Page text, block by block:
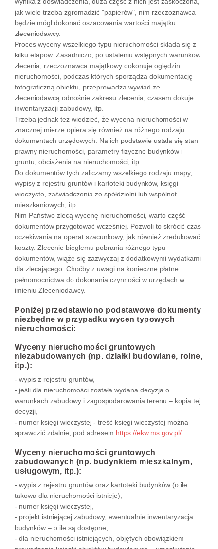
jak wiele trzeba zgromadzić "papierów", nim rzeczoznawca
będzie mógł dokonać oszacowania wartości majątku
zleceniodawcy.
Proces wyceny wszelkiego typu nieruchomości składa się z
kilku etapów. Zasadniczo, po ustaleniu wstępnych warunków
zlecenia, rzeczoznawca majątkowy dokonuje oględzin
nieruchomości, podczas których sporządza dokumentację
fotograficzną obiektu, przeprowadza wywiad ze
zleceniodawcą odnośnie zakresu zlecenia, czasem dokuje
inwentaryzacji zabudowy, itp.
Trzeba jednak też wiedzieć, że wycena nieruchomości w
znacznej mierze opiera się również na różnego rodzaju
dokumentach urzędowych. Na ich podstawie ustala się stan
prawny nieruchomości, parametry fizyczne budynków i
gruntu, obciążenia na nieruchomości, itp.
Do dokumentów tych zaliczamy wszelkiego rodzaju mapy,
wypisy z rejestru gruntów i kartoteki budynków, księgi
wieczyste, zaświadczenia ze spółdzielni lub wspólnot
mieszkaniowych, itp.
Nim Państwo zlecą wycenę nieruchomości, warto część
dokumentów przygotować wcześniej. Pozwoli to skrócić czas
oczekiwania na operat szacunkowy, jak również zredukować
koszty. Zlecenie biegłemu pobrania różnego typu
dokumentów, wiąże się zazwyczaj z dodatkowymi wydatkami
dla zlecającego. Choćby z uwagi na konieczne płatne
pełnomocnictwa do dokonania czynności w urzędach w
imieniu Zleceniodawcy.
Poniżej przedstawiono podstawowe dokumenty
niezbędne w przypadku wycen typowych
nieruchomości:
Wyceny nieruchomości gruntowych
niezabudowanych (np. działki budowlane, rolne,
itp.):
- wypis z rejestru gruntów,
- jeśli dla nieruchomości została wydana decyzja o
warunkach zabudowy i zagospodarowania terenu – kopia tej
decyzji,
- numer księgi wieczystej - treść księgi wieczystej można
sprawdzić zdalnie, pod adresem https://ekw.ms.gov.pl/.
Wyceny nieruchomości gruntowych
zabudowanych (np. budynkiem mieszkalnym,
usługowym, itp.):
- wypis z rejestru gruntów oraz kartoteki budynków (o ile
takowa dla nieruchomości istnieje),
- numer księgi wieczystej,
- projekt istniejącej zabudowy, ewentualnie inwentaryzacja
budynków – o ile są dostępne,
- dla nieruchomości istniejących, objętych obowiązkiem